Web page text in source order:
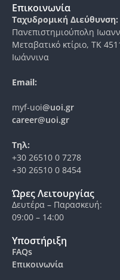
Επικοινωνία
Ταχυδρομική Διεύθυνση:
Πανεπιστημιούπολη
Μεταβατικό κτίριο, ΤΚ
Ιωάννινα
Email:
myf-uoi@uoi.gr
career@uoi.gr
Τηλ:
+30 26510 0 7278
+30 26510 0 8454
Ώρες Λειτουργίας
Δευτέρα – Παρασκευή:
09:00 – 14:00
Υποστήριξη
FAQs
Επικοινωνία